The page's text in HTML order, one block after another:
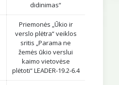
didinimas“
Priemonės „Ūkio ir
verslo plėtra“ veiklos
sritis „Parama ne
žemės ūkio verslui
kaimo vietovėse
plėtoti“ LEADER-19.2-6.4